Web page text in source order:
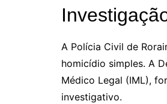
A Polícia Civil de
homicídio simples. A
Médico Legal (IML),
investigativo.